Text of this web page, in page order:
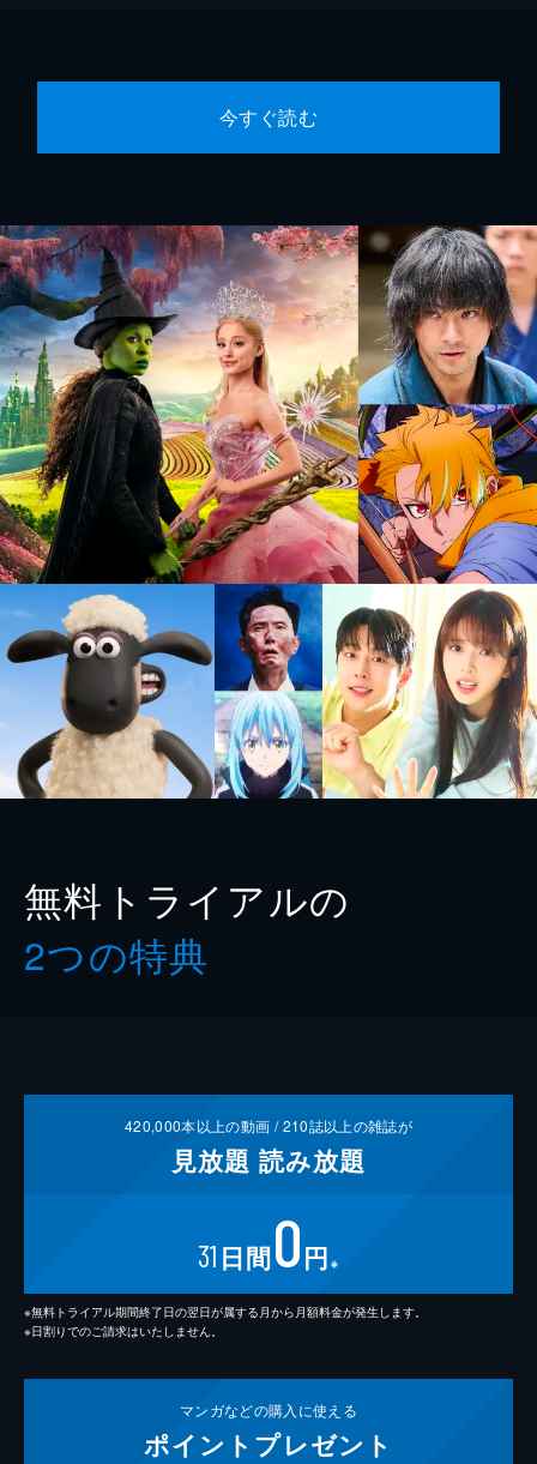
今すぐ読む
無料トライアルの
2つの特典
420,000本以上の動画 /210誌以上の雑誌が
見放題 読み放題
31 日間0円 ※
※無料トライアル期間終了日の翌日が属する月から月額料金が発生します。
※日割りでのご請求はいたしません。
マンガなどの購入に使える
ポイント プレゼント